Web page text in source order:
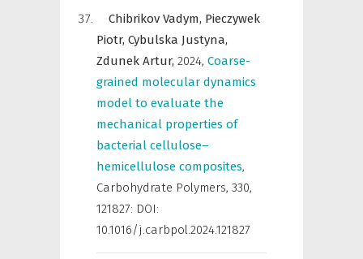
Chibrikov Vadym, Pieczywek
Piotr, Cybulska Justyna,
Zdunek Artur, 2024, Coarse-
grained molecular dynamics
model to evaluate the
mechanical properties of
bacterial cellulose–
hemicellulose composites,
Carbohydrate Polymers, 330,
121827: DOI:
10.1016/j.carbpol.2024.121827